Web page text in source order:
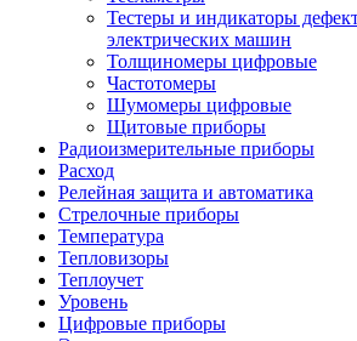
Тестеры и индикаторы
электрических машин
Толщиномеры цифровые
Частотомеры
Шумомеры цифровые
Щитовые приборы
Радиоизмерительные приборы
Расход
Релейная защита и автоматика
Стрелочные приборы
Температура
Тепловизоры
Теплоучет
Уровень
Цифровые приборы